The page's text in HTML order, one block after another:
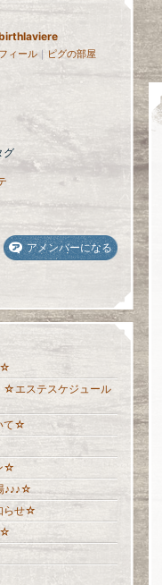
ィール ｜ ピグの部屋
グ
アメンバーになる
☆
☆エステスケジュール
て☆
☆
♪♪♪☆
らせ☆
☆